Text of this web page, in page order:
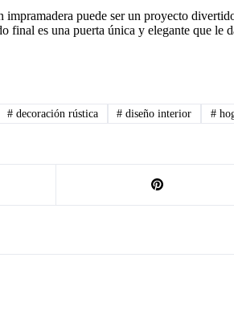
impramadera puede ser un proyecto
final es una puerta única y elegante que le
#decoración rústica # diseño interior #